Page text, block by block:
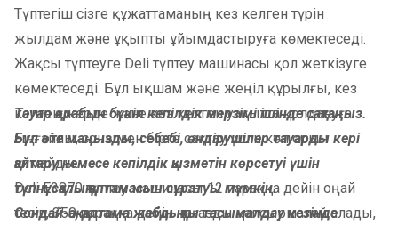
Түптегіш сізге құжаттаманың кез келген түрін
жылдам және ұқыпты ұйымдастыруға көмектеседі.
Жақсы түптеуге Deli түптеу машинасы қол жеткізуге
көмектеседі. Бұл ықшам және жеңіл құрылғы, кез
келген жерде және кез келген уақытта қолдануға
ыңғайлы, сонымен бірге сақтау үшін көп орын
алмайды.
Deli E3870 түптеу машинасы 12 параққа дейін оңай
тесіп, 350 параққа дейін қағазды қапсырмалай алады,
Тауар қорабын бүкіл кепілдік мерзімі ішінде сақтаңыз.
Бұл өте маңызды, себебі, өндірушілер тауарды кері
қайтару немесе кепілдік қызметін көрсетуі үшін
түпнұсқалық қаптамасын сұратуы мүмкін.
Сондай-ақ, қаптама жабдықты тасымалдау кезінде